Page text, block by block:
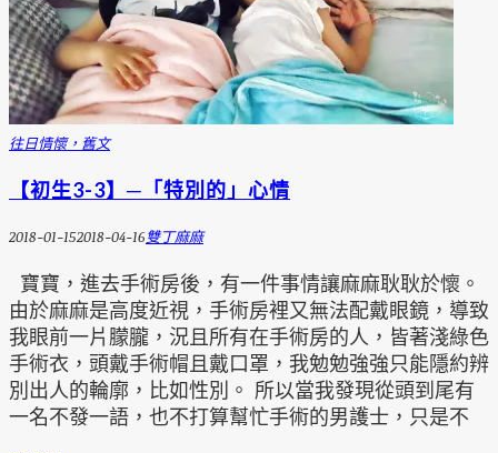
往日情懷，舊文
【初生3-3】─「特別的」心情
2018-01-152018-04-16雙丁麻麻
寶寶，進去手術房後，有一件事情讓麻麻耿耿於懷。
由於麻麻是高度近視，手術房裡又無法配戴眼鏡，導致
我眼前一片朦朧，況且所有在手術房的人，皆著淺綠色
手術衣，頭戴手術帽且戴口罩，我勉勉強強只能隱約辨
別出人的輪廓，比如性別。 所以當我發現從頭到尾有
一名不發一語，也不打算幫忙手術的男護士，只是不